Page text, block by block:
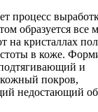
процесс
образуется все
на кристаллах
в коже.
и
покров,
недостающий